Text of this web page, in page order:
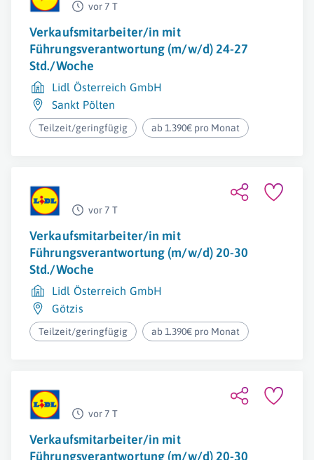
vor 7 T
Verkaufsmitarbeiter/in mit
Führungsverantwortung (m/w/d) 24-27
Std./Woche
Lidl Österreich GmbH
Sankt Pölten
Teilzeit/geringfügig ab 1.390€ pro Monat
vor 7 T
Verkaufsmitarbeiter/in mit
Führungsverantwortung (m/w/d) 20-30
Std./Woche
Lidl Österreich GmbH
Götzis
Teilzeit/geringfügig ab 1.390€ pro Monat
vor 7 T
Verkaufsmitarbeiter/in mit
Führungsverantwortung (m/w/d) 20-30